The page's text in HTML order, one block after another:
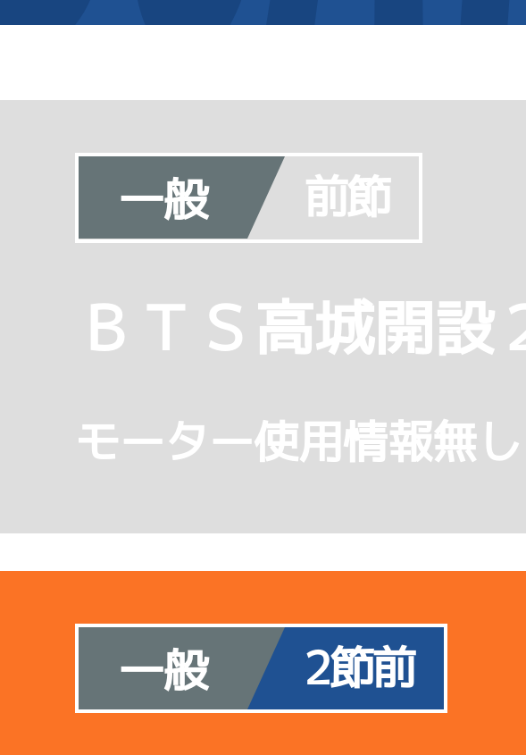
一般 前節
ＢＴＳ高城開設
モーター使用情報無し
一般 2節前